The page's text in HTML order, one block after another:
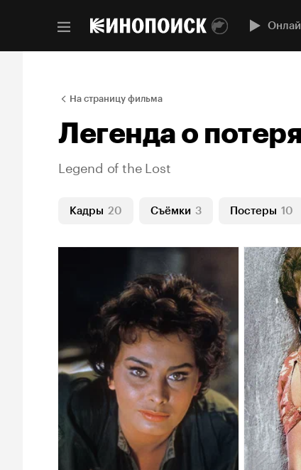
На страницу фильма
Легенда о
Legend of the Lost
Кадры 20 Съёмки 3 Постеры 10